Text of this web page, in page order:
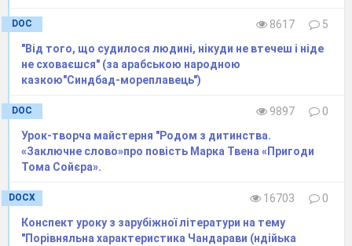
DOC 8617
5
"Від того, що судилося людині, нікуди не втечеш і ніде
не сховаєшся" (за арабською народною
казкою"Синдбад-мореплавець")
DOC 9897
0
Урок-творча майстерня "Родом з дитинства.
«Заключне слово»про повість Марка Твена «Пригоди
Тома Сойєра».
DOCX 16703
0
Конспект уроку з зарубіжної літератури на тему
"Порівняльна характеристика Чандарави (ндійька